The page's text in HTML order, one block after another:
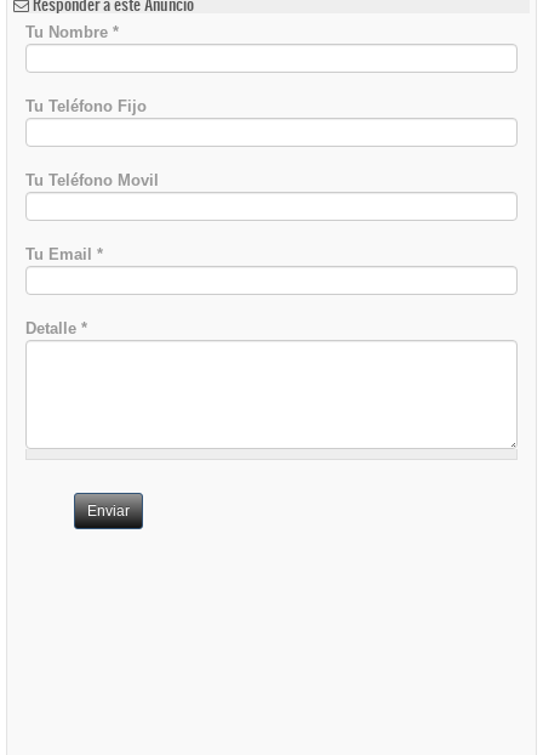
Tu Nombre *
Tu Teléfono Fijo
Tu Teléfono Movil
Tu Email *
Detalle *
Enviar